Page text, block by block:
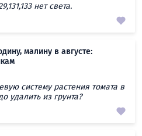
нет света.
малину в августе:
систему растения томата в
удалить из грунта?